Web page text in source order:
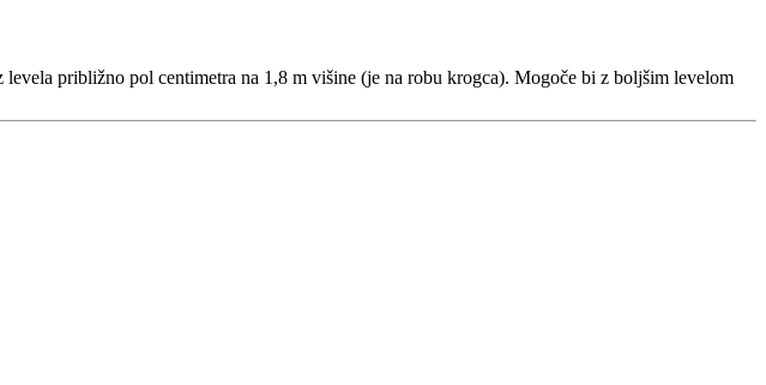
približno pol centimetra na 1,8 m višine (je na robu krogca). Mogoče bi z boljšim levelom